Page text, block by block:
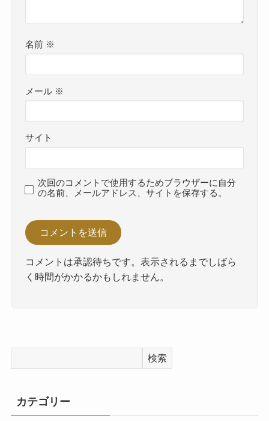
名前 ※
メール ※
サイト
次回のコメントで使用するためブラウザーに自分
の名前、メールアドレス、サイトを保存する。
コメントは承認待ちです。表示されるまでしばら
く時間がかかるかもしれません。
検索
カテゴリー